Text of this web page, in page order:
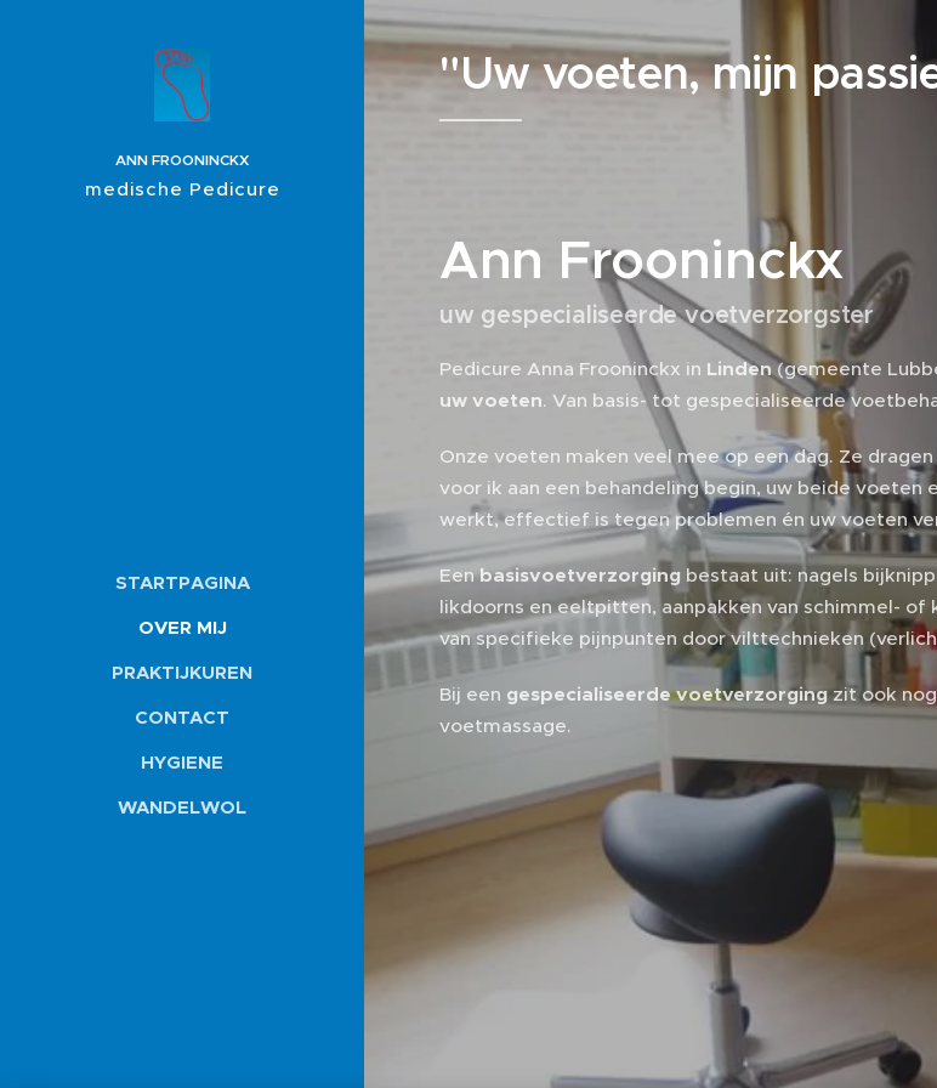
ANN FROONINCKX
medische Pedicure
STARTPAGINA
OVER MIJ
PRAKTIJKUREN
CONTACT
HYGIENE
WANDELWOL
"Uw voeten, mijn
Ann Frooninckx
uw gespecialiseerde voetverzorgster
Pedicure Anna Frooninckx in Linden(gemeente
uw voeten. Van basis- tot gespecialiseerde
Onze voeten maken veel mee op een dag. Ze
voor ik aan een behandeling begin, uw beide
werkt, effectief is tegen problemen én uw voeten
Eenbasisvoetverzorging bestaat uit: nagels
likdoorns en eeltpitten, aanpakken van schimmel-
van specifieke pijnpunten door vilttechnieken
Bij een gespecialiseerde voetverzorging zit ook
voetmassage.